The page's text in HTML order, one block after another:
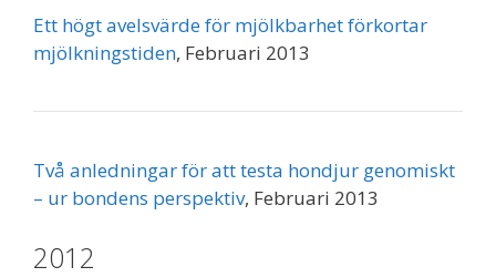
Ett högt avelsvärde för mjölkbarhet förkortar
mjölkningstiden, Februari 2013
Två anledningar för att testa hondjur genomiskt
– ur bondens perspektiv, Februari 2013
2012